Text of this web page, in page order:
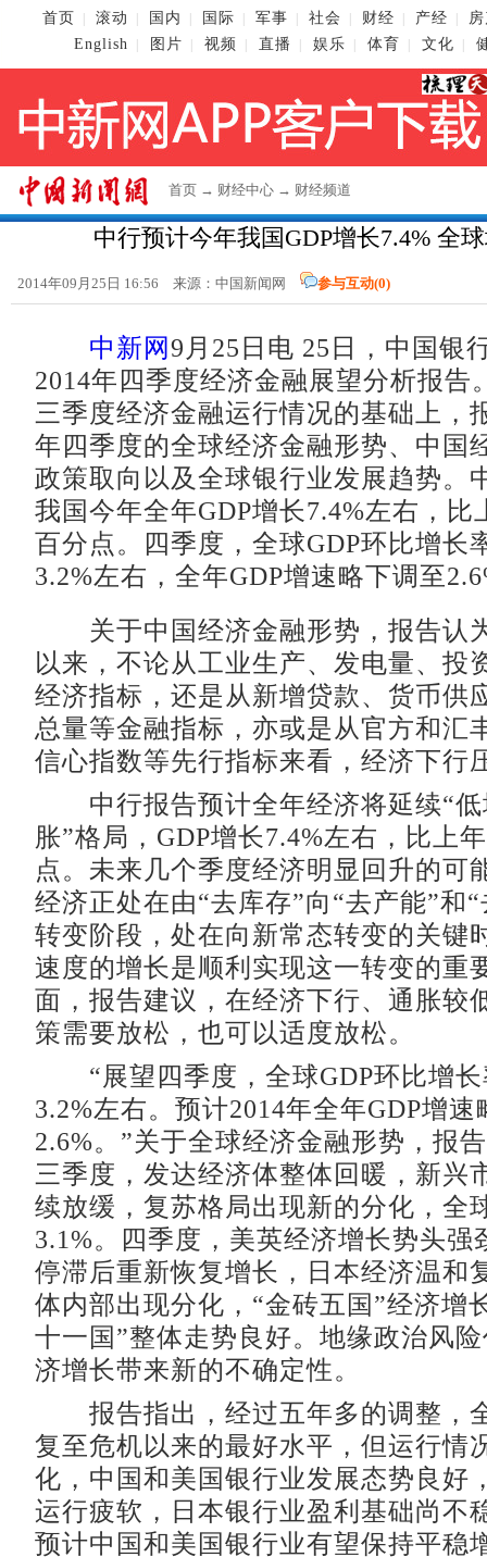
首页 滚动 国内 国际 军事 社会 财经 产经
English
图片 视频 直播 娱乐 体育 文化
首页 → 财经中心 → 财经频道
中行预计今年我国GDP增长7.4% 全
2014年09月25日 16:56 来源： 中国新闻网 参与互动(0)
中新网9月25日电 25日，中国银
2014年四季度经济金融展望分析报告
三季度经济金融运行情况的基础上，
年四季度的全球经济金融形势、中国
政策取向以及全球银行业发展趋势。
我国今年全年GDP增长7.4%左右，比
百分点。四季度，全球GDP环比增长
3.2%左右，全年GDP增速略下调至
关于中国经济金融形势，报告认
以来，不论从工业生产、发电量、投
经济指标，还是从新增贷款、货币供
总量等金融指标，亦或是从官方和汇
信心指数等先行指标来看，经济下行
中行报告预计全年经济将延续“低
胀”格局，GDP增长7.4%左右，比上
点。未来几个季度经济明显回升的可
经济正处在由“去库存”向“去产能”和
转变阶段，处在向新常态转变的关键
速度的增长是顺利实现这一转变的重
面，报告建议，在经济下行、通胀较
策需要放松，也可以适度放松。
“展望四季度，全球GDP环比增长
3.2%左右。预计2014年全年GDP增速
2.6%。”关于全球经济金融形势，报
三季度，发达经济体整体回暖，新兴
续放缓，复苏格局出现新的分化，全
3.1%。四季度，美英经济增长势头强
停滞后重新恢复增长，日本经济温和
体内部出现分化，“金砖五国”经济增
十一国”整体走势良好。地缘政治风
济增长带来新的不确定性。
报告指出，经过五年多的调整，
复至危机以来的最好水平，但运行情
化，中国和美国银行业发展态势良好
运行疲软，日本银行业盈利基础尚不
预计中国和美国银行业有望保持平稳